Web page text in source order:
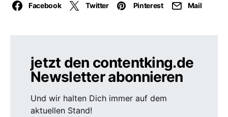
Facebook Twitter Pinterest Mail
jetzt den contentking.de
Newsletter abonnieren
Und wir halten Dich immer auf dem
aktuellen Stand!